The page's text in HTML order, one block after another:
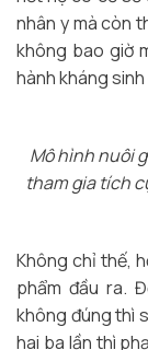
nhân y mà còn
không bao giờ
hành kháng
Mô hình nuôi
tham gia tích
Không chỉ thế,
phẩm đầu ra.
không đúng thì
hai ba lần thì